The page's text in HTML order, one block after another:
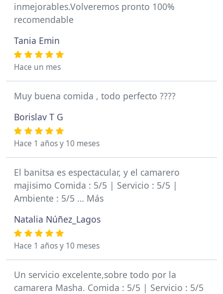
inmejorables.Volveremos pronto 100%
recomendable
Tania Emin
Hace un mes
Muy buena comida , todo perfecto ????
Borislav T G
Hace 1 años y 10 meses
El banitsa es espectacular, y el camarero
majisimo Comida : 5/5 | Servicio : 5/5 |
Ambiente : 5/5 … Más
Natalia Núñez_Lagos
Hace 1 años y 10 meses
Un servicio excelente,sobre todo por la
camarera Masha. Comida : 5/5 | Servicio : 5/5